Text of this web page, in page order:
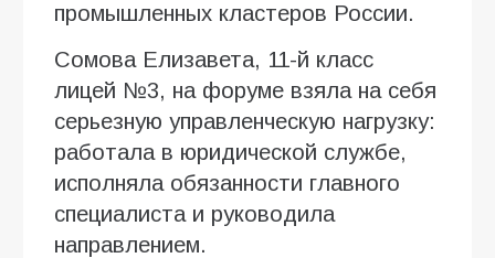
промышленных кластеров России.
Сомова Елизавета, 11-й класс
лицей №3, на форуме взяла на себя
серьезную управленческую нагрузку:
работала в юридической службе,
исполняла обязанности главного
специалиста и руководила
направлением.